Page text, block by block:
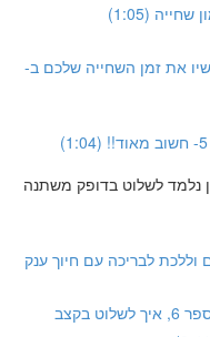
את זמן השחייה שלכם ב-
נלמד לשלוט בדופק משתנה
6.0 מה נלמד באימון שחייה מספר 6, איך לשלוט בקצב